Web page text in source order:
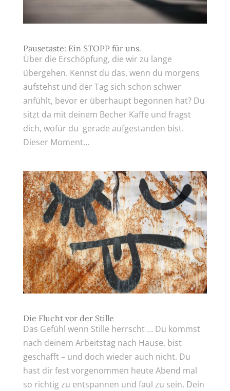
Pausetaste: Ein STOPP für uns.
Über die Erschöpfung, die wir zu lange
übergehen. Kennst du das, wenn du morgens
aufstehst und der Tag sich schon schwer
anfühlt, bevor er überhaupt begonnen hat? Du
sitzt da mit deinem Becher Kaffe und fragst
dich, wofür du gerade aufgestanden bist.
Dieser Moment...
Die Flucht vor der Stille
Das Gefühl wenn Stille herrscht … Du kommst
nach deinem Arbeitstag nach Hause, bist
geschafft – und doch wieder auch nicht. Du
hast dir fest vorgenommen heute Abend mal
so richtig zu entspannen und faul zu sein. Dein